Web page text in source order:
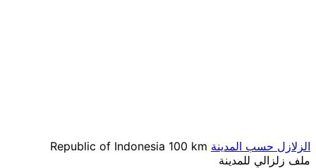
الزلازل حسب المدينة Republic of Indonesia 100 km
ملف زلزالي للمدينة